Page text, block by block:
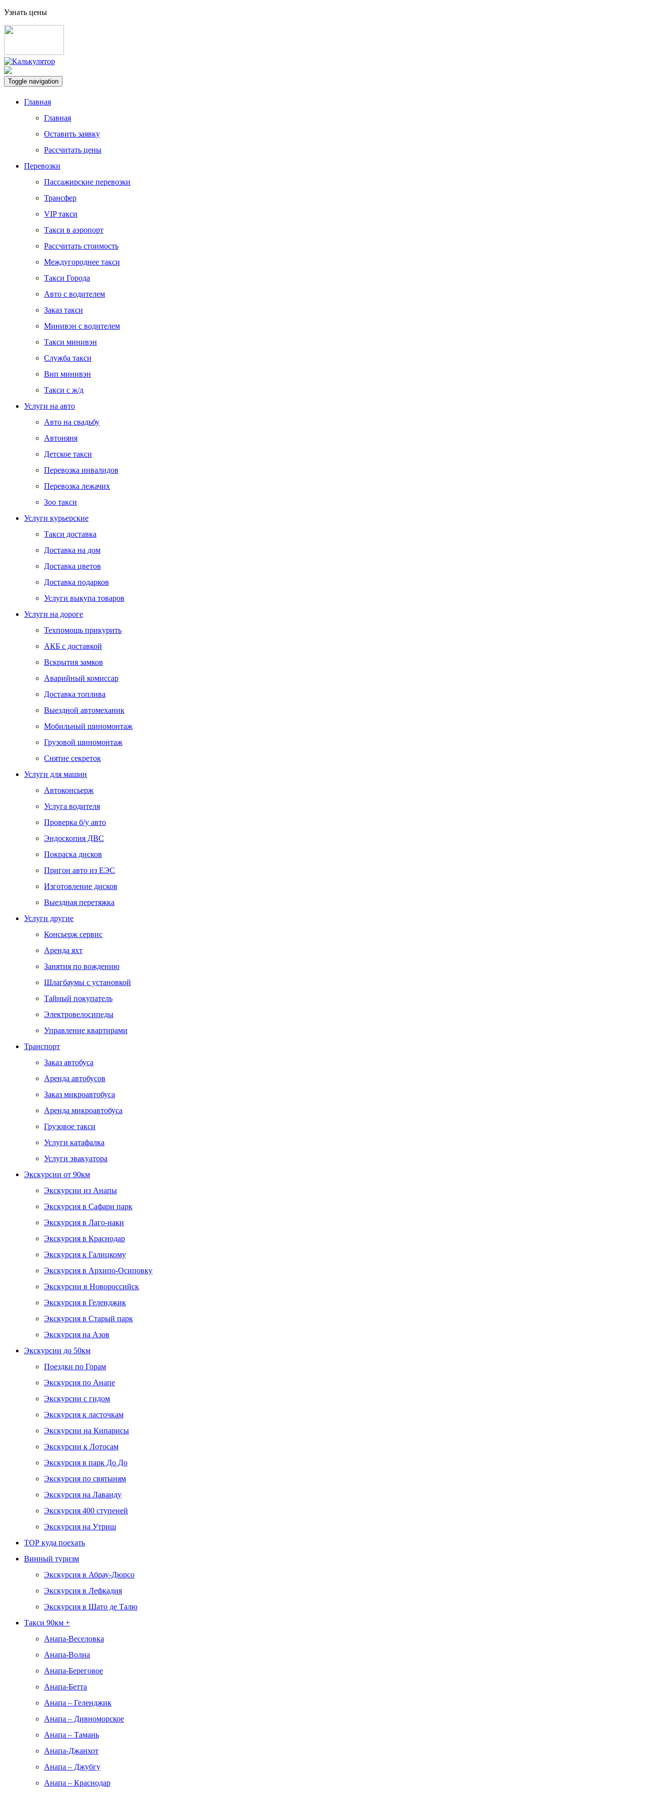
Узнать цены
Toggle navigation
Главная
Главная
Оставить заявку
Рассчитать цены
Перевозки
Пассажирские перевозки
Трансфер
VIP такси
Такси в аэропорт
Рассчитать стоимость
Междугороднее такси
Такси Города
Авто с водителем
Заказ такси
Минивэн с водителем
Такси минивэн
Служба такси
Вип минивэн
Такси с ж/д
Услуги на авто
Авто на свадьбу
Автоняня
Детское такси
Перевозка инвалидов
Перевозка лежачих
Зоо такси
Услуги курьерские
Такси доставка
Доставка на дом
Доставка цветов
Доставка подарков
Услуги выкупа товаров
Услуги на дороге
Техпомощь прикурить
АКБ с доставкой
Вскрытия замков
Аварийный комиссар
Доставка топлива
Выездной автомеханик
Мобильный шиномонтаж
Грузовой шиномонтаж
Снятие секреток
Услуги для машин
Автоконсьерж
Услуга водителя
Проверка б/у авто
Эндоскопия ДВС
Покраска дисков
Пригон авто из ЕЭС
Изготовление дисков
Выездная перетяжка
Услуги другие
Консьерж сервис
Аренда яхт
Занятия по вождению
Шлагбаумы с установкой
Тайный покупатель
Электровелосипеды
Управление квартирами
Транспорт
Заказ автобуса
Аренда автобусов
Заказ микроавтобуса
Аренда микроавтобуса
Грузовое такси
Услуги катафалка
Услуги эвакуатора
Экскурсии от 90км
Экскурсии из Анапы
Экскурсия в Сафари парк
Экскурсия в Лаго-наки
Экскурсия в Краснодар
Экскурсия к Галицкому
Экскурсия в Архипо-Осиповку
Экскурсии в Новороссийск
Экскурсия в Геленджик
Экскурсия в Старый парк
Экскурсия на Азов
Экскурсии до 50км
Поездки по Горам
Экскурсия по Анапе
Экскурсии с гидом
Экскурсия к ласточкам
Экскурсии на Кипарисы
Экскурсии к Лотосам
Экскурсия в парк До До
Экскурсия по святыням
Экскурсия на Лаванду
Экскурсия 400 ступеней
Экскурсия на Утриш
ТОР куда поехать
Винный туризм
Экскурсия в Абрау-Дюрсо
Экскурсия в Лефкадия
Экскурсия в Шато де Талю
Такси 90км +
Анапа-Веселовка
Анапа-Волна
Анапа-Береговое
Анапа-Бетта
Анапа – Геленджик
Анапа – Дивноморское
Анапа – Тамань
Анапа-Джанхот
Анапа – Джубгу
Анапа – Краснодар